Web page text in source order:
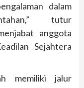
dalam
tutur
anggota
Sejahtera
memiliki jalur